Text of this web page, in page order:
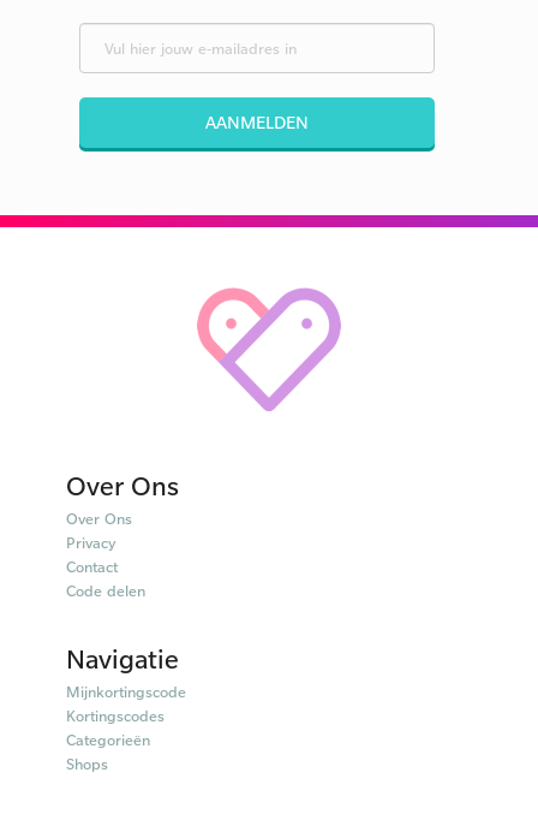
AANMELDEN
Over Ons
Over Ons
Privacy
Contact
Code delen
Navigatie
Mijnkortingscode
Kortingscodes
Categorieën
Shops